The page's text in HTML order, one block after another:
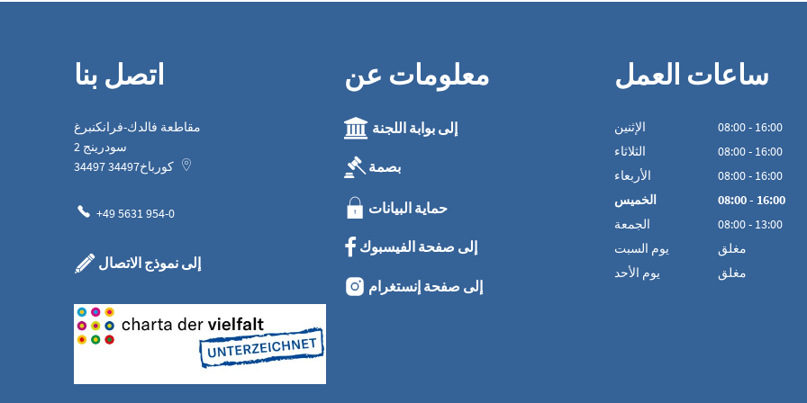
اتصل بنا
مقاطعة فالدك-فرانكنبرغ
سودرينج 2
34497
كورباخ34497
+49 5631 954-0
إلى نموذج الاتصال
معلومات عن
إلى بوابة اللجنة
بصمة
حماية البيانات
إلى صفحة الفيسبوك
إلى صفحة إنستغرام
ساعات العمل
الإثنين 08:00- 16:00
الثلاثاء 08:00- 16:00
الأربعاء 08:00- 16:00
الخميس 08:00- 16:00
الجمعة 08:00- 13:00
يوم السبت
مغلق
يوم الأحد
مغلق